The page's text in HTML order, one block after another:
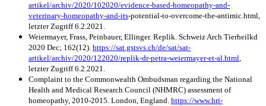
artikel/archiv/2020/102020/evidence-based-homeopathy-and-
veterinary-homeopathy-and-its-potential-to-overcome-the-antimic.html,
letzter Zugriff 6.2.2021.
Weiermayer, Frass, Peinbauer, Ellinger. Replik. Schweiz Arch Tierheilkd
2020 Dec; 162(12). https://sat.gstsvs.ch/de/sat/sat-
artikel/archiv/2020/122020/replik-dr-petra-weiermayer-et-al.html,
letzter Zugriff 6.2.2021.
Complaint to the Commonwealth Ombudsman regarding the National
Health and Medical Research Council (NHMRC) assessment of
homeopathy, 2010-2015. London, England. https://www.hri-